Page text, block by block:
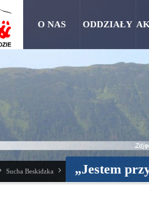
O NAS ODDZIAŁY
Sucha Beskidzka „Jestem